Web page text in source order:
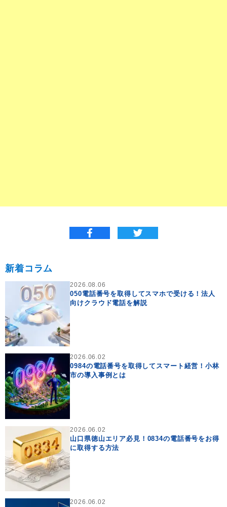
新着コラム
2026.08.06
050電話番号を取得してスマホで受ける！法人
向けクラウド電話を解説
2026.06.02
0984の電話番号を取得してスマート経営！小林
市の導入事例とは
2026.06.02
山口県徳山エリア必見！0834の電話番号をお得
に取得する方法
2026.06.02